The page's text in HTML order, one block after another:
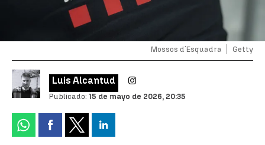
Mossos d´Esquadra Getty
Luis Alcantud
Publicado:15 de mayo de 2026, 20:35